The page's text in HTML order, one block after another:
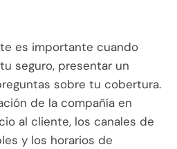
es importante cuando
seguro, presentar un
sobre tu cobertura.
de la compañía en
al cliente, los canales de
y los horarios de